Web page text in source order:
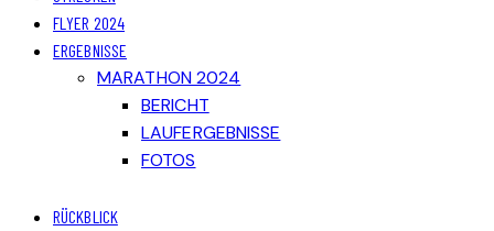
FLYER 2024
ERGEBNISSE
MARATHON 2024
BERICHT
LAUFERGEBNISSE
FOTOS
RÜCKBLICK